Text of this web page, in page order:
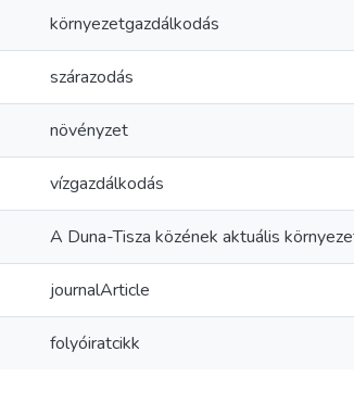
környezetgazdálkodás
szárazodás
növényzet
vízgazdálkodás
A Duna-Tisza közének aktuális
journalArticle
folyóiratcikk